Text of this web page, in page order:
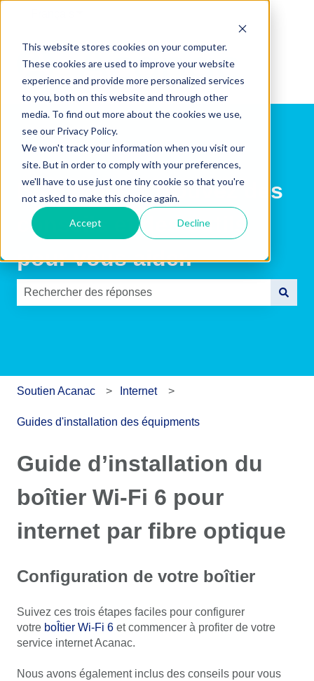
This website stores cookies on your computer.
These cookies are used to improve your website
experience and provide more personalized services
to you, both on this website and through other
media. To find out more about the cookies we use,
see our Privacy Policy.
We won't track your information when you visit our
site. But in order to comply with your preferences,
we'll have to use just one tiny cookie so that you're
not asked to make this choice again.
Accept Decline
Bienvenue ! Trouvez des
conseils et des outils
pour vous aider.
Soutien Acanac Internet
Guides d'installation des équipments
Guide d’installation du
boîtier Wi-Fi 6 pour
internet par fibre optique
Configuration de votre boîtier
Suivez ces trois étapes faciles pour configurer
votre boÎtier Wi-Fi 6 et commencer à profiter de votre
service internet Acanac.
Nous avons également inclus des conseils pour vous